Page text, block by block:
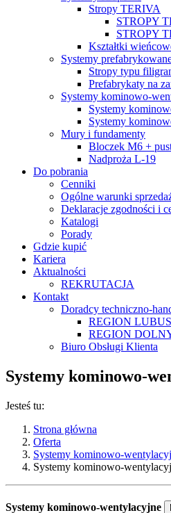
Stropy TERIVA
STROPY
STROPY
Kształtki
Systemy
Stropy typu
Prefabrykaty na
Systemy kominowo-
Systemy
Systemy
Mury i fundamenty
Bloczek M6 +
Nadproża L-19
Do pobrania
Cenniki
Ogólne warunki
Deklaracje zgodności i
Katalogi
Porady
Gdzie kupić
Kariera
Aktualności
REKRUTACJA
Kontakt
Doradcy techniczno-
REGION
REGION
Biuro Obsługi Klienta
Systemy kominowo-
Jesteś tu:
Strona główna
Oferta
Systemy kominowo-
Systemy kominowo-
Systemy kominowo-wentylacyjne